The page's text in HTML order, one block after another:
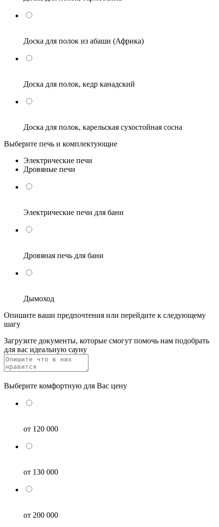
Доска для полок из абаши (Африка)
Доска для полок, кедр канадский
Доска для полок, карельская сухостойная сосна
Выберите печь и комплектующие
Электрические печи
Дровяные печи
Электрические печи для бани
Дровяная печь для бани
Дымоход
Опишите ваши предпочтения или перейдите к следующему
шагу
Загрузите документы, которые смогут помочь нам подобрать
для вас идеальную сауну
Выберите комфортную для Вас цену
от 120 000
от 130 000
от 200 000